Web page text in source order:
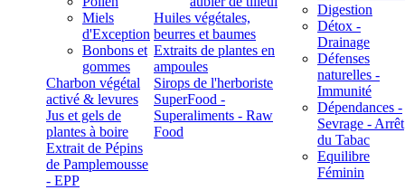
Miels
d'Exception
Bonbons et
gommes
Charbon végétal
activé & levures
Jus et gels de
plantes à boire
Extrait de Pépins
de Pamplemousse
- EPP
Huiles végétales,
beurres et baumes
Extraits de plantes en
ampoules
Sirops de l'herboriste
SuperFood -
Superaliments - Raw
Food
Digestion
Détox -
Drainage
Défenses
naturelles -
Immunité
Dépendances -
Sevrage - Arrêt
du Tabac
Equilibre
Féminin